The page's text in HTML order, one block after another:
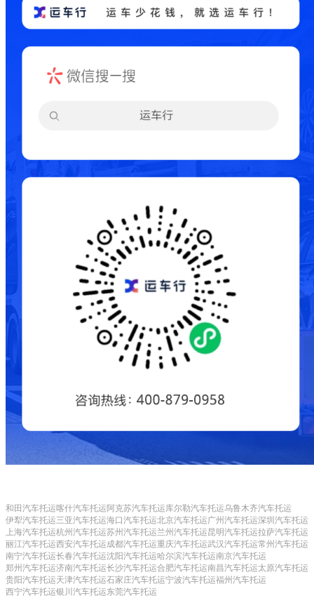
和田汽车托运喀什汽车托运阿克苏汽车托运库尔勒汽车托运乌鲁木齐汽车托运
伊犁汽车托运三亚汽车托运海口汽车托运北京汽车托运广州汽车托运深圳汽车托运
上海汽车托运杭州汽车托运苏州汽车托运兰州汽车托运昆明汽车托运拉萨汽车托运
丽江汽车托运西安汽车托运成都汽车托运重庆汽车托运武汉汽车托运常州汽车托运
南宁汽车托运长春汽车托运沈阳汽车托运哈尔滨汽车托运南京汽车托运
郑州汽车托运济南汽车托运长沙汽车托运合肥汽车托运南昌汽车托运太原汽车托运
贵阳汽车托运天津汽车托运石家庄汽车托运宁波汽车托运福州汽车托运
西宁汽车托运银川汽车托运东莞汽车托运